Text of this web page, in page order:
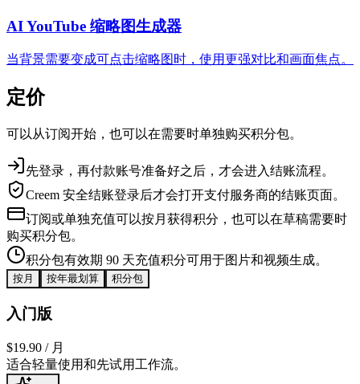
AI YouTube 缩略图生成器
当背景需要变成可点击缩略图时，使用更强对比和画面焦点。
定价
可以从订阅开始，也可以在需要时单独购买积分包。
先登录，再付款账号准备好之后，才会进入结账流程。
Creem 安全结账登录后才会打开支付服务商的结账页面。
订阅或单独充值可以按月获得积分，也可以在草稿需要时
购买积分包。
积分包有效期 90 天充值积分可用于图片和视频生成。
按月 按年最划算 积分包
入门版
$19.90 / 月
适合轻量使用和先试用工作流。